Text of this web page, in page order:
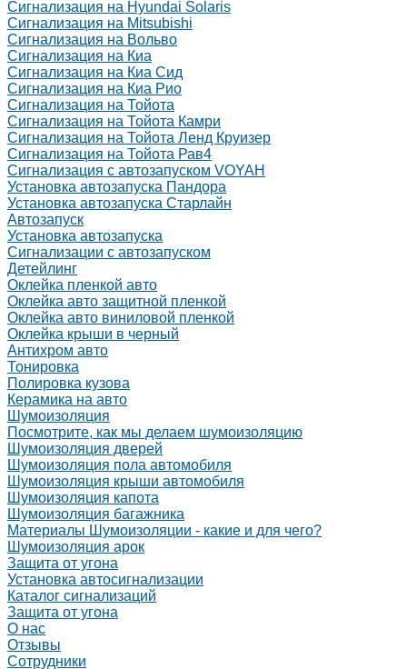
Сигнализация на Hyundai Solaris
Сигнализация на Mitsubishi
Сигнализация на Вольво
Сигнализация на Киа
Сигнализация на Киа Cид
Сигнализация на Киа Рио
Сигнализация на Тойота
Сигнализация на Тойота Камри
Сигнализация на Тойота Ленд Круизер
Сигнализация на Тойота Рав4
Сигнализация с автозапуском VOYAH
Установка автозапуска Пандора
Установка автозапуска Старлайн
Автозапуск
Установка автозапуска
Сигнализации с автозапуском
Детейлинг
Оклейка пленкой авто
Оклейка авто защитной пленкой
Оклейка авто виниловой пленкой
Оклейка крыши в черный
Антихром авто
Тонировка
Полировка кузова
Керамика на авто
Шумоизоляция
Посмотрите, как мы делаем шумоизоляцию
Шумоизоляция дверей
Шумоизоляция пола автомобиля
Шумоизоляция крыши автомобиля
Шумоизоляция капота
Шумоизоляция багажника
Материалы Шумоизоляции - какие и для чего?
Шумоизоляция арок
Защита от угона
Установка автосигнализации
Каталог сигнализаций
Защита от угона
О нас
Отзывы
Сотрудники